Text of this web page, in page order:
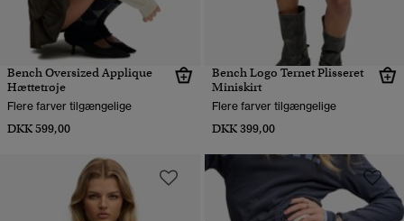
Bench Oversized Applique
Hættetrøje
Flere farver tilgængelige
DKK 599,00
Bench Logo Ternet Plisseret
Miniskirt
Flere farver tilgængelige
DKK 399,00